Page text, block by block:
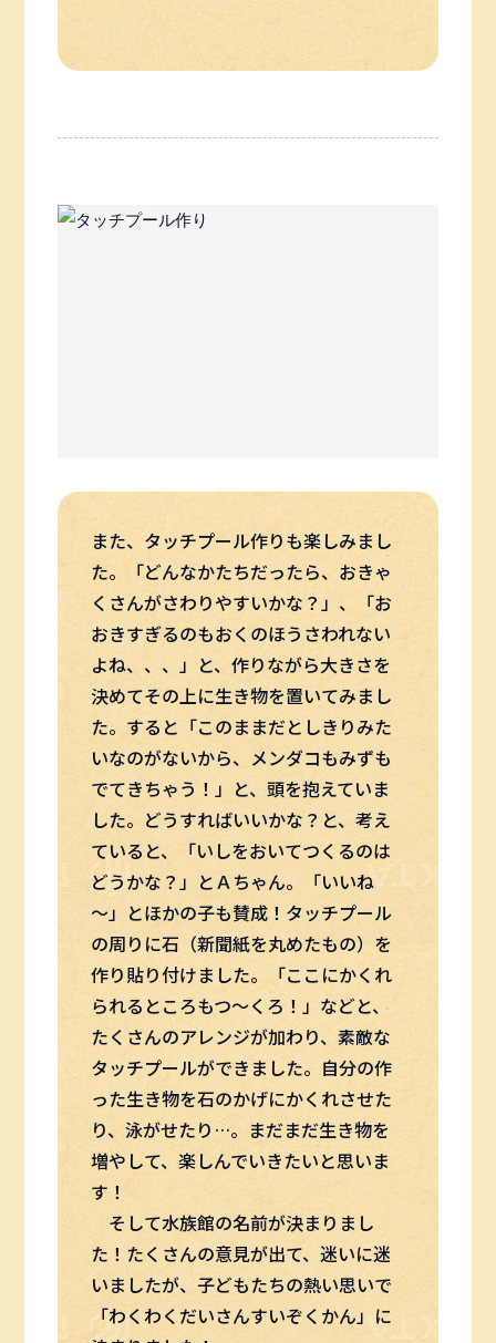
また、タッチプール作りも楽しみまし
た。「どんなかたちだったら、おきゃ
くさんがさわりやすいかな？」、「お
おきすぎるのもおくのほうさわれない
よね、、、」と、作りながら大きさを
決めてその上に生き物を置いてみまし
た。すると「このままだとしきりみた
いなのがないから、メンダコもみずも
でてきちゃう！」と、頭を抱えていま
した。どうすればいいかな？と、考え
ていると、「いしをおいてつくるのは
どうかな？」とＡちゃん。「いいね
～」とほかの子も賛成！タッチプール
の周りに石（新聞紙を丸めたもの）を
作り貼り付けました。「ここにかくれ
られるところもつ～くろ！」などと、
たくさんのアレンジが加わり、素敵な
タッチプールができました。自分の作
った生き物を石のかげにかくれさせた
り、泳がせたり…。まだまだ生き物を
増やして、楽しんでいきたいと思いま
す！
そして水族館の名前が決まりまし
た！たくさんの意見が出て、迷いに迷
いましたが、子どもたちの熱い思いで
「わくわくだいさんすいぞくかん」に